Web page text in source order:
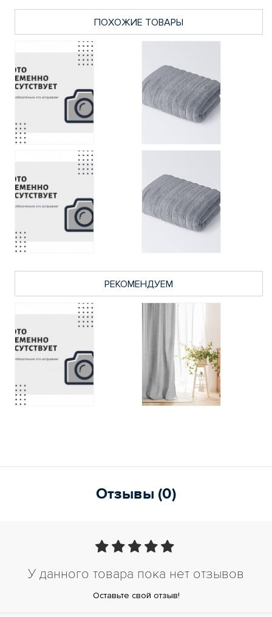
ПОХОЖИЕ ТОВАРЫ
РЕКОМЕНДУЕМ
Отзывы (0)
У данного товара пока нет отзывов
Оставьте свой отзыв!